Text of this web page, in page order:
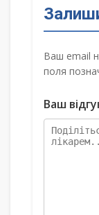
Ваш email
поля
Ваш